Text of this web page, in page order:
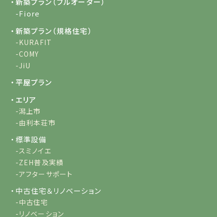
-Fiore
・新築プラン（規格住宅）
-KURAFIT
-COMY
-JiU
・平屋プラン
・エリア
-潟上市
-由利本荘市
・標準設備
-スミノイエ
-ZEH普及実績
-アフターサポート
・中古住宅＆リノベーション
-中古住宅
-リノベーション